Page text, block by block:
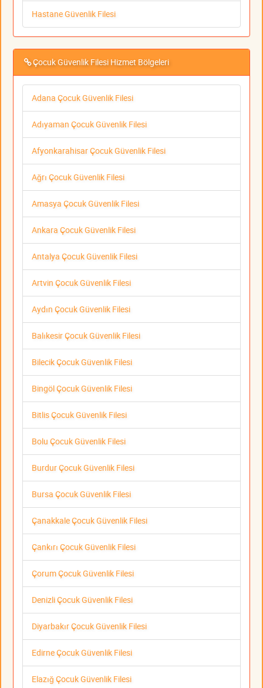
Hastane Güvenlik Filesi
Çocuk Güvenlik Filesi Hizmet Bölgeleri
Adana Çocuk Güvenlik Filesi
Adıyaman Çocuk Güvenlik Filesi
Afyonkarahisar Çocuk Güvenlik Filesi
Ağrı Çocuk Güvenlik Filesi
Amasya Çocuk Güvenlik Filesi
Ankara Çocuk Güvenlik Filesi
Antalya Çocuk Güvenlik Filesi
Artvin Çocuk Güvenlik Filesi
Aydın Çocuk Güvenlik Filesi
Balıkesir Çocuk Güvenlik Filesi
Bilecik Çocuk Güvenlik Filesi
Bingöl Çocuk Güvenlik Filesi
Bitlis Çocuk Güvenlik Filesi
Bolu Çocuk Güvenlik Filesi
Burdur Çocuk Güvenlik Filesi
Bursa Çocuk Güvenlik Filesi
Çanakkale Çocuk Güvenlik Filesi
Çankırı Çocuk Güvenlik Filesi
Çorum Çocuk Güvenlik Filesi
Denizli Çocuk Güvenlik Filesi
Diyarbakır Çocuk Güvenlik Filesi
Edirne Çocuk Güvenlik Filesi
Elazığ Çocuk Güvenlik Filesi